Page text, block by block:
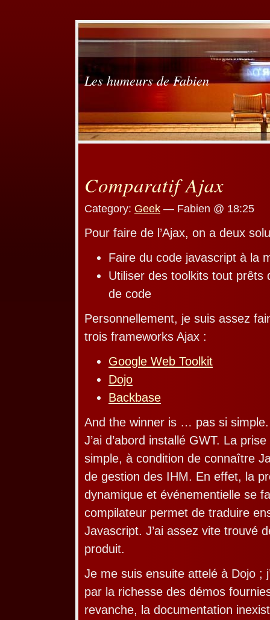
Les humeurs de Fabien
Comparatif Ajax
Category: Geek — Fabien @ 18:25
Pour faire de l’Ajax, on a deux
Faire du code javascript à la
Utiliser des toolkits tout prêts
de code
Personnellement, je suis assez
trois frameworks Ajax :
Google Web Toolkit
Dojo
Backbase
And the winner is … pas si simple.
J’ai d’abord installé GWT. La
simple, à condition de connaître
de gestion des IHM. En effet, la
dynamique et événementielle se
compilateur permet de traduire
Javascript. J’ai assez vite trouvé
produit.
Je me suis ensuite attelé à Dojo ;
par la richesse des démos
revanche, la documentation